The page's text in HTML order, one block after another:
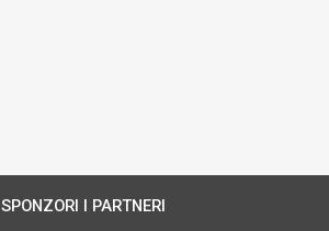
SPONZORI I PARTNERI